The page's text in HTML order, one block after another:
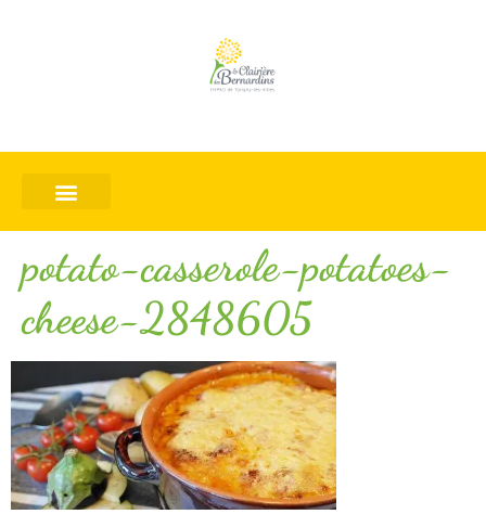
potato-casserole-potatoes-
cheese-2848605